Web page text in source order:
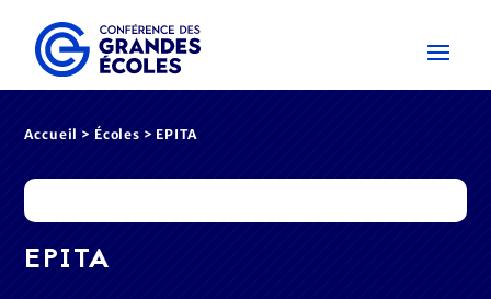
Accueil > Écoles > EPITA
EPITA